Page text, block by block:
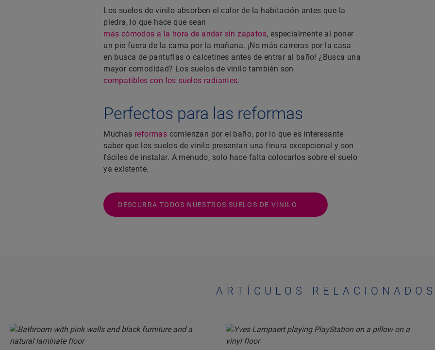
Los suelos de vinilo absorben el calor de la habitación antes que la
piedra, lo que hace que sean
más cómodos a la hora de andar sin zapatos, especialmente al poner
un pie fuera de la cama por la mañana. ¡No más carreras por la casa
en busca de pantuflas o calcetines antes de entrar al baño! ¿Busca una
mayor comodidad? Los suelos de vinilo también son
compatibles con los suelos radiantes.
Perfectos para las reformas
Muchas reformas comienzan por el baño, por lo que es interesante
saber que los suelos de vinilo presentan una finura excepcional y son
fáciles de instalar. A menudo, solo hace falta colocarlos sobre el suelo
ya existente.
DESCUBRA TODOS NUESTROS SUELOS DE VINILO
ARTÍCULOS